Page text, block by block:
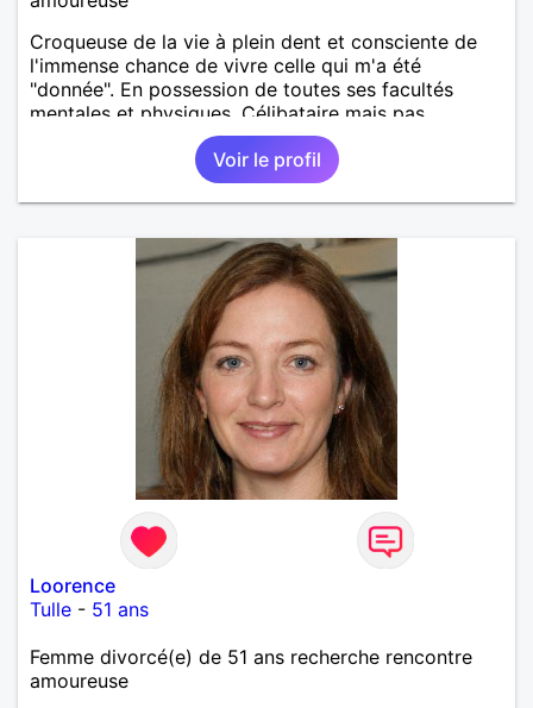
Croqueuse de la vie à plein dent et consciente de
l'immense chance de vivre celle qui m'a été
"donnée". En possession de toutes ses facultés
mentales et physiques. Célibataire mais pas
solitaire, je mène une vie bien remplie. Je ne suis
pas sur ce site par dépit, ni en tant que
représentatrice de la Femme Divorcée Mal dans sa
peau. A bientôt.
Voir le profil
Loorence
Tulle - 51 ans
Femme divorcé(e) de 51 ans recherche rencontre
amoureuse